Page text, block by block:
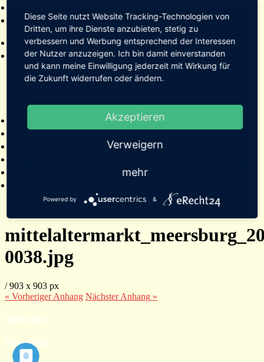
Kontakt
Startseite
Veranstaltungen
2022
2023
2025
Empfehlungen von Städten und Gemeinden
0038.jpg
/903 x 903 px
« VorherigerAnhang NächsterAnhang »
Impressum
Datenschutz
Diese Seite nutzt Website Tracking-Technologien von
Dritten, um ihre Dienste anzubieten, stetig zu
verbessern und Werbung entsprechend der Interessen
der Nutzer anzuzeigen. Ich bin damit einverstanden
und kann meine Einwilligung jederzeit mit Wirkung für
die Zukunft widerrufen oder ändern.
Akzeptieren
Verweigern
mehr
Powered by &